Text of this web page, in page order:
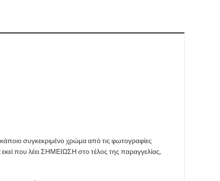
συγκεκριμένο χρώμα από τις φωτογραφίες
που λέει ΣΗΜΕΙΩΣΗ στο τέλος της παραγγελίας,